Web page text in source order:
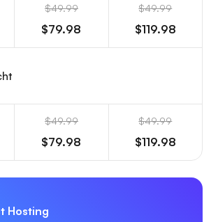
$49.99
$79.98
$49.99
$119.98
$49.99
$79.98
$49.99
$119.98
Hosting